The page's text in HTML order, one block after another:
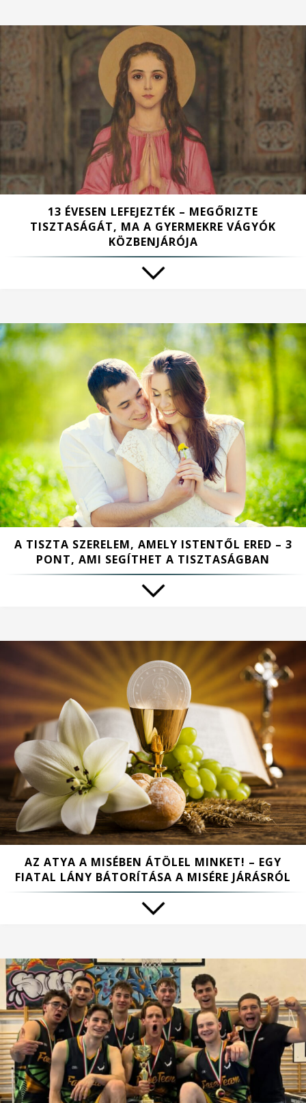
13 ÉVESEN LEFEJEZTÉK – MEGŐRIZTE
TISZTASÁGÁT, MA A GYERMEKRE VÁGYÓK
KÖZBENJÁRÓJA
A TISZTA SZERELEM, AMELY ISTENTŐL ERED – 3
PONT, AMI SEGÍTHET A TISZTASÁGBAN
AZ ATYA A MISÉBEN ÁTÖLEL MINKET! – EGY
FIATAL LÁNY BÁTORÍTÁSA A MISÉRE JÁRÁSRÓL